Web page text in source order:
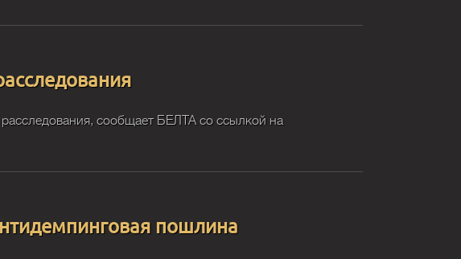
сообщает БЕЛТА со ссылкой на
пошлина